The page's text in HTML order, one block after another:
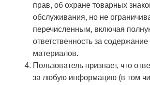
прав, об охране товарных
обслуживания, но не
перечисленным, включая
ответственность за
материалов.
Пользователь признает, что
за любую информацию (в том